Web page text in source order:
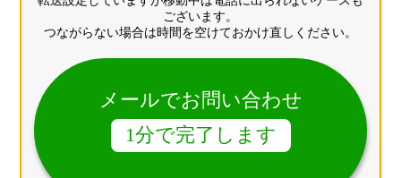
ございます。
つながらない場合は時間を空けておかけ直しください。
メールでお問い合わせ
1分で完了します